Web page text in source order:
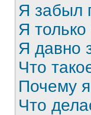
Я забыл
Я
Я давно
Что
Почему
Что